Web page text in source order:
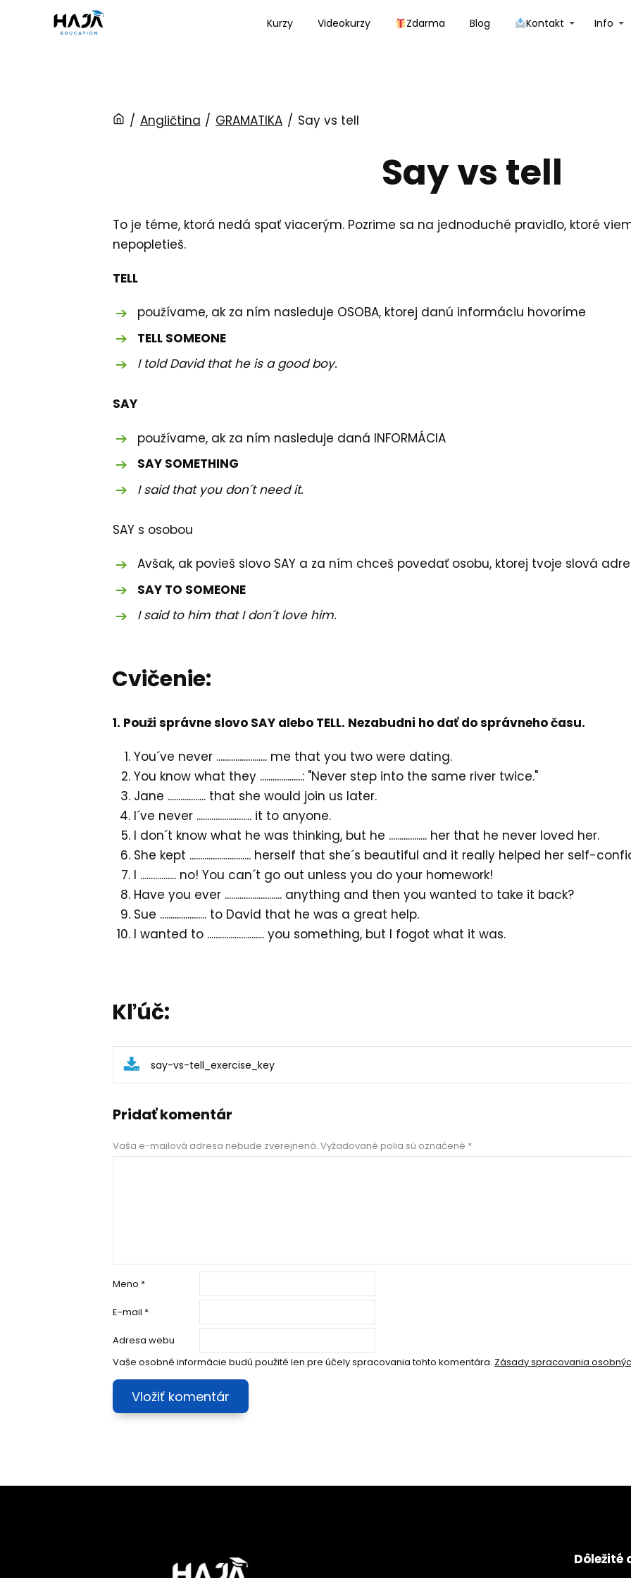
Kurzy Videokurzy Zdarma Blog Kontakt Info
/ Angličtina / GRAMATIKA / Say vs tell
Say vs tell
To je téme, ktorá nedá spať viacerým. Pozrime sa na jednoduché pravidlo, ktoré
nepopletieš.
TELL
používame, ak za ním nasleduje OSOBA, ktorej danú informáciu hovoríme
TELL SOMEONE
I told David that he is a good boy.
SAY
používame, ak za ním nasleduje daná INFORMÁCIA
SAY SOMETHING
I said that you don´t need it.
SAY s osobou
Avšak, ak povieš slovo SAY a za ním chceš povedať osobu, ktorej tvoje slová
SAY TO SOMEONE
I said to him that I don´t love him.
Cvičenie:
1. Použi správne slovo SAY alebo TELL. Nezabudni ho dať do správneho času.
You´ve never ........................ me that you two were dating.
You know what they ....................: "Never step into the same river twice."
Jane .................. that she would join us later.
I´ve never .......................... it to anyone.
I don´t know what he was thinking, but he .................. her that he never loved her.
She kept ............................. herself that she´s beautiful and it really helped her self-
I ................. no! You can´t go out unless you do your homework!
Have you ever ........................... anything and then you wanted to take it back?
Sue ...................... to David that he was a great help.
I wanted to ........................... you something, but I fogot what it was.
Kľúč:
say-vs-tell_exercise_key
Pridať komentár
Vaša e-mailová adresa nebude zverejnená. Vyžadované polia sú označené *
Meno *
E-mail *
Adresa webu
Vaše osobné informácie budú použité len pre účely spracovania tohto komentára. Zásady spracovania
Dôležité